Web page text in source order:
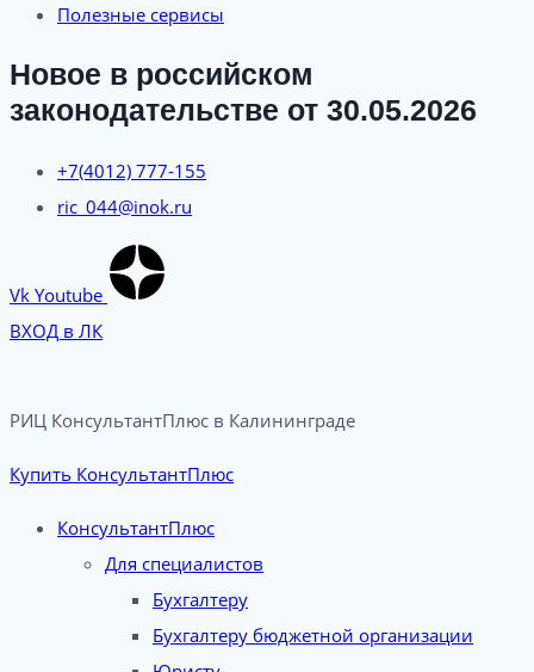
Полезные сервисы
Новое в российском
законодательстве от 30.05.2026
+7(4012) 777-155
ric_044@inok.ru
Vk Youtube
ВХОД в ЛК
РИЦ КонсультантПлюс в Калининграде​
Купить КонсультантПлюс
КонсультантПлюс
Для специалистов
Бухгалтеру
Бухгалтеру бюджетной организации